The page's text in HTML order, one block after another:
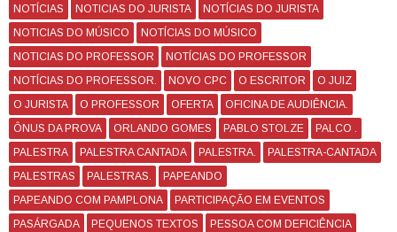
NOTÍCIAS
NOTICIAS DO JURISTA
NOTÍCIAS DO JURISTA
NOTICIAS DO MÚSICO
NOTÍCIAS DO MÚSICO
NOTICIAS DO PROFESSOR
NOTÍCIAS DO PROFESSOR
NOTÍCIAS DO PROFESSOR.
NOVO CPC O ESCRITOR
O JUIZ
O JURISTA
O PROFESSOR OFERTA
OFICINA DE AUDIÊNCIA.
ÔNUS DA PROVA
ORLANDO GOMES PABLO STOLZE
PALCO .
PALESTRA
PALESTRA CANTADA PALESTRA.
PALESTRA-CANTADA
PALESTRAS
PALESTRAS.
PAPEANDO
PAPEANDO COM PAMPLONA
PARTICIPAÇÃO EM EVENTOS
PASÁRGADA
PEQUENOS TEXTOS
PESSOA COM DEFICIÊNCIA